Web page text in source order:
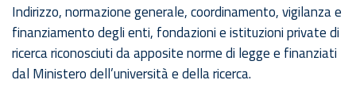
Indirizzo, normazione generale, coordinamento, vigilanza e
finanziamento degli enti, fondazioni e istituzioni private di
ricerca riconosciuti da apposite norme di legge e finanziati
dal Ministero dell’università e della ricerca.